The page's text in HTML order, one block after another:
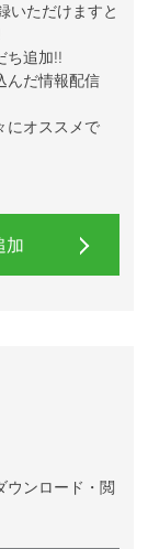
いただけますと
ち追加!!
んだ情報配信
にオススメで
加
ンロード・閲